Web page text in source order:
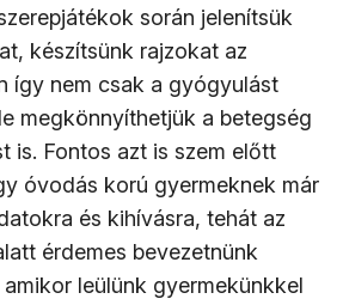
során jelenítsük
készítsünk rajzokat az
így nem csak a gyógyulást
megkönnyíthetjük a betegség
is. Fontos azt is szem előtt
óvodás korú gyermeknek már
és kihívásra, tehát az
érdemes bevezetnünk
leülünk gyermekünkkel